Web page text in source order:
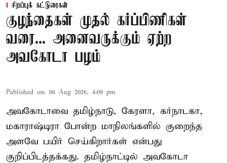
சிறப்புக் கட்டுரைகள்
குழந்தைகள் முதல் கர்ப்பிணிகள்
வரை... அனைவருக்கும் ஏற்ற
அவகோடா பழம்
Published on: 06 Aug 2026, 4:09 pm
அவகோடாவை தமிழ்நாடு, கேரளா, கர்நாடகா,
மகாராஷ்டிரா போன்ற மாநிலங்களில் குறைந்த
அளவே பயிர் செய்கிறார்கள் என்பது
குறிப்பிடத்தக்கது. தமிழ்நாட்டில் அவகோடா